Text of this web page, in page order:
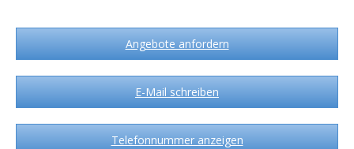
Angebote anfordern
E-Mail schreiben
Telefonnummer anzeigen